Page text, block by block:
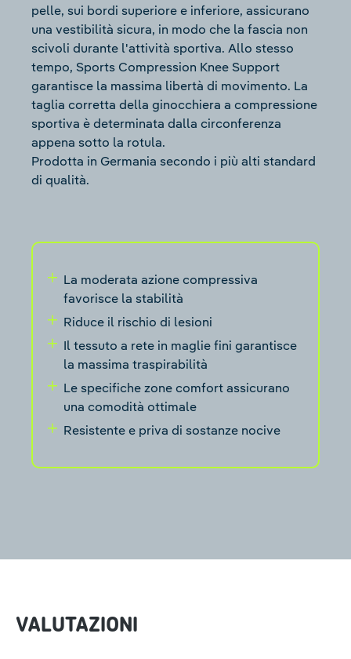
pelle, sui bordi superiore e inferiore, assicurano
una vestibilità sicura, in modo che la fascia non
scivoli durante l'attività sportiva. Allo stesso
tempo, Sports Compression Knee Support
garantisce la massima libertà di movimento. La
taglia corretta della ginocchiera a compressione
sportiva è determinata dalla circonferenza
appena sotto la rotula.
Prodotta in Germania secondo i più alti standard
di qualità.
La moderata azione compressiva
favorisce la stabilità
Riduce il rischio di lesioni
Il tessuto a rete in maglie fini garantisce
la massima traspirabilità
Le specifiche zone comfort assicurano
una comodità ottimale
Resistente e priva di sostanze nocive
VALUTAZIONI